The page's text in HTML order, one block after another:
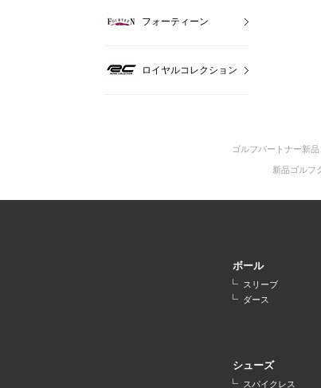
フォーティーン
ロイヤルコレクション
ゴルフパートナー新
新品ゴルフ
ボール
スリーブ
ダース
シューズ
スパイクレス